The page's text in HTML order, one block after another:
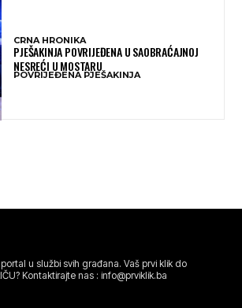
CRNA HRONIKA
PJEŠAKINJA POVRIJEĐENA U SAOBRAĆAJNOJ
NESREĆI U MOSTARU
POVRIJEĐENA PJEŠAKINJA
u službi svih građana. Vaš prvi klik do
Kontaktirajte nas : info@prviklik.ba